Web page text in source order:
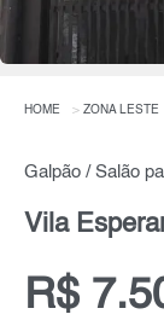
HOME ZONA LESTE
Galpão / Salão
Vila
R$